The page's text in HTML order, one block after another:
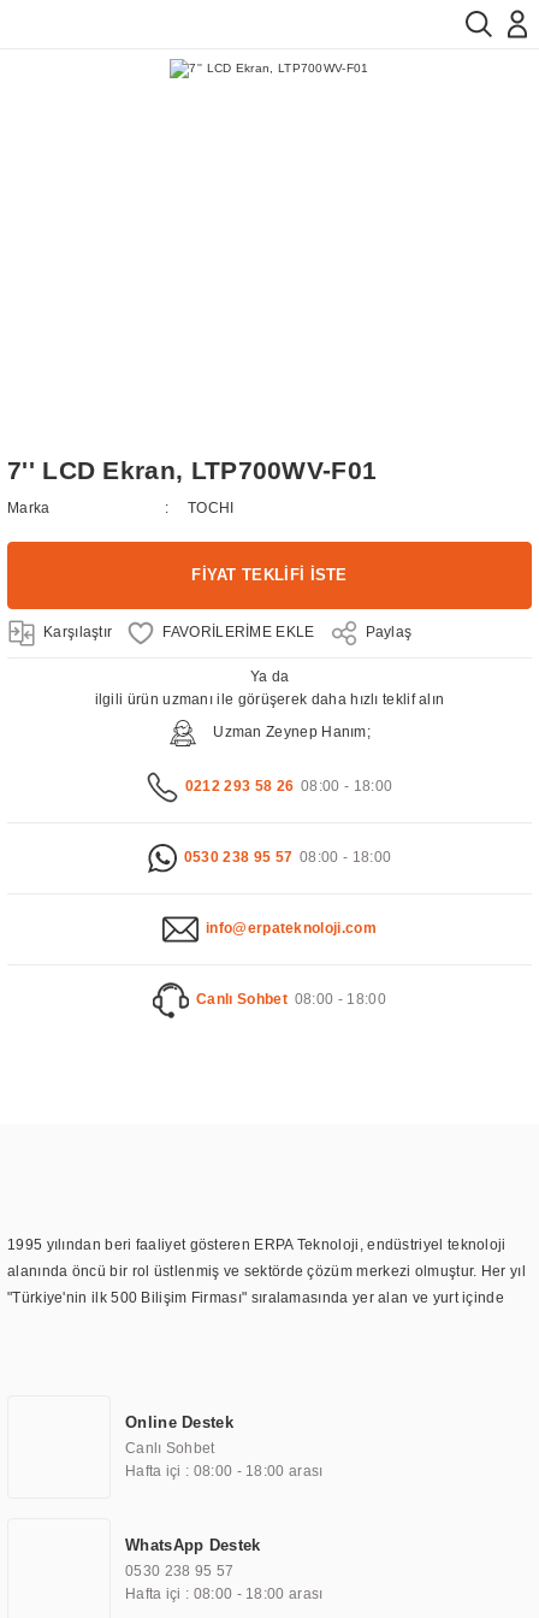
7'' LCD Ekran, LTP700WV-F01
Marka TOCHI
FİYAT TEKLİFİ İSTE
Karşılaştır Paylaş
Ya da
ilgili ürün uzmanı ile görüşerek daha hızlı teklif alın
Uzman Zeynep Hanım;
0212 293 58 26 08:00 - 18:00
0530 238 95 57 08:00 - 18:00
info@erpateknoloji.com
Canlı Sohbet 08:00 - 18:00
1995 yılından beri faaliyet gösteren ERPA Teknoloji, endüstriyel teknoloji
alanında öncü bir rol üstlenmiş ve sektörde çözüm merkezi olmuştur. Her yıl
"Türkiye'nin ilk 500 Bilişim Firması" sıralamasında yer alan ve yurt içinde
TOCHI markası altında kendi ürettiği ürünlerde kullanmıştır. Günümüzde
TOCHI; videowall, digital signage, kiosk, totem, akıllı durak ekranı, araç içi
ekran, asansör ekranı, digital menüboard, marin ekran, medikal ekran,
ekranları, endüstriyel ekranlar, kapı önü bilgi ekranları, panel PC,
endüstriyel Panel PC, mini PC, endüstriyel mini PC ve akıllı bina sistemleri
gibi çözümleri 4.5" ile 110” boyutları arasında üretebilirken, ayrıca standart
Online Destek
Canlı Sohbet
Hafta içi : 08:00 - 18:00 arası
WhatsApp Destek
0530 238 95 57
Hafta içi : 08:00 - 18:00 arası